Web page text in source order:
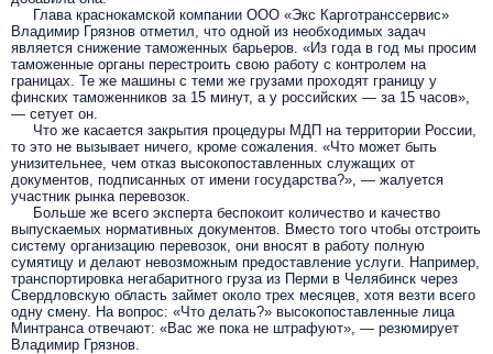
Глава краснокамской компании ООО «Экс Карготранссервис»
Владимир Грязнов отметил, что одной из необходимых задач
является снижение таможенных барьеров. «Из года в год мы просим
таможенные органы перестроить свою работу с контролем на
границах. Те же машины с теми же грузами проходят границу у
финских таможенников за 15 минут, а у российских — за 15 часов»,
— сетует он.
Что же касается закрытия процедуры МДП на территории России,
то это не вызывает ничего, кроме сожаления. «Что может быть
унизительнее, чем отказ высокопоставленных служащих от
документов, подписанных от имени государства?», — жалуется
участник рынка перевозок.
Больше же всего эксперта беспокоит количество и качество
выпускаемых нормативных документов. Вместо того чтобы отстроить
систему организацию перевозок, они вносят в работу полную
сумятицу и делают невозможным предоставление услуги. Например,
транспортировка негабаритного груза из Перми в Челябинск через
Свердловскую область займет около трех месяцев, хотя везти всего
одну смену. На вопрос: «Что делать?» высокопоставленные лица
Минтранса отвечают: «Вас же пока не штрафуют», — резюмирует
Владимир Грязнов.